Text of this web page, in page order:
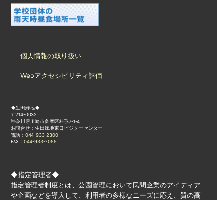
個人情報の取り扱い
Webアクセシビリティ評価
◆生田緑地◆
〒214-0032
神奈川県川崎市多摩区枡形7-1-4
お問合せ：生田緑地東口ビジターセンター
電話：044-933-2300
FAX：044-933-2055
◆指定管理者◆
指定管理者制度とは、公園管理において民間企業のアイディア
や企画などを導入して、利用者の多様なニーズに応え、質の高